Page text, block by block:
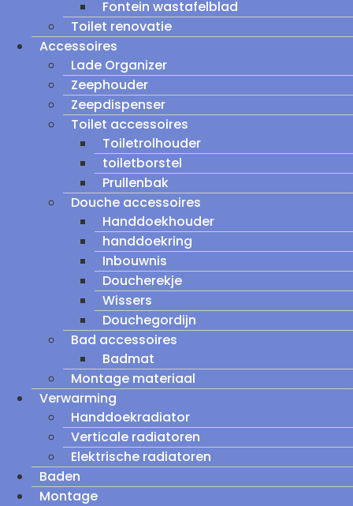
Fontein wastafelblad
Toilet renovatie
Accessoires
Lade Organizer
Zeephouder
Zeepdispenser
Toilet accessoires
Toiletrolhouder
toiletborstel
Prullenbak
Douche accessoires
Handdoekhouder
handdoekring
Inbouwnis
Doucherekje
Wissers
Douchegordijn
Bad accessoires
Badmat
Montage materiaal
Verwarming
Handdoekradiator
Verticale radiatoren
Elektrische radiatoren
Baden
Montage